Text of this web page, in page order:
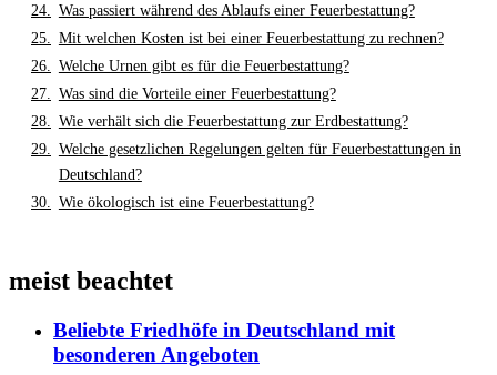
Was passiert während des Ablaufs einer Feuerbestattung?
Mit welchen Kosten ist bei einer Feuerbestattung zu rechnen?
Welche Urnen gibt es für die Feuerbestattung?
Was sind die Vorteile einer Feuerbestattung?
Wie verhält sich die Feuerbestattung zur Erdbestattung?
Welche gesetzlichen Regelungen gelten für Feuerbestattungen in
Deutschland?
Wie ökologisch ist eine Feuerbestattung?
meist beachtet
Beliebte Friedhöfe in Deutschland mit
besonderen Angeboten